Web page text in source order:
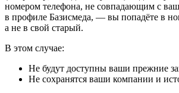
номером телефона, не совпадающим с
в профиле Базисмеда, — вы попадёте в
а не в свой старый.
В этом случае:
Не будут доступны ваши прежние
Не сохранятся ваши компании и